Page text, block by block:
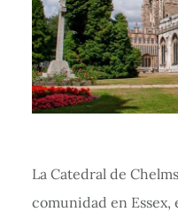
La Catedral de
comunidad en